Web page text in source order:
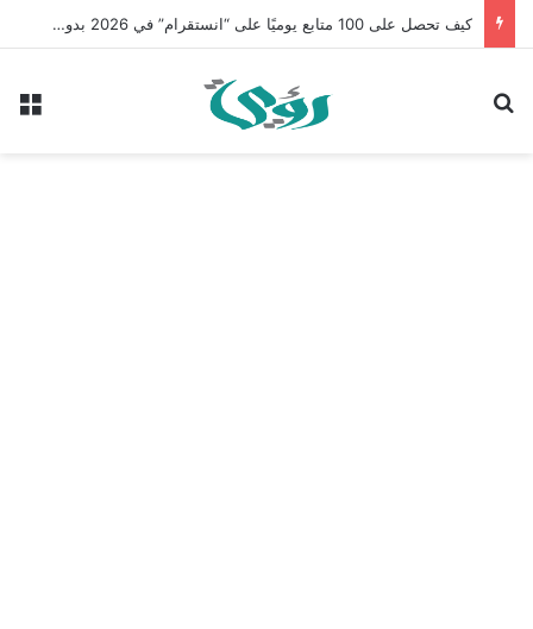
كيف تحصل على 100 متابع يوميًا على “انستقرام” في 2026 بدون إعلانات